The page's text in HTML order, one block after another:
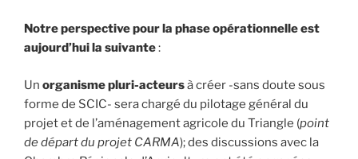
Notre perspective pour la phase opérationnelle est
aujourd’hui la suivante:
Un organisme pluri-acteursà créer -sans doute sous
forme de SCIC- sera chargé du pilotage général du
projet et de l’aménagement agricole du Triangle (point
de départ du projet CARMA); des discussions avec la